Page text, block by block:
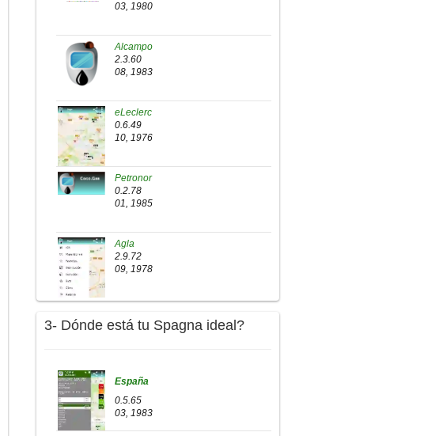
03, 1980
Alcampo
2.3.60
08, 1983
eLeclerc
0.6.49
10, 1976
Petronor
0.2.78
01, 1985
Agla
2.9.72
09, 1978
3- Dónde está tu Spagna ideal?
España
0.5.65
03, 1983